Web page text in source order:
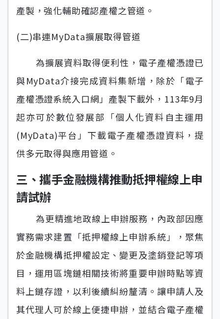
產製，強化輔助確認產權之管道。
(二)串連MyData擴展取得管道
為擴展資料取得便利性，電子產權憑證已
與MyData介接完成資料集新增，除於「電子
產權憑證系統入口網」產製下載外，113年9月
起亦可於數位發展部「個人化資料自主運用
(MyData)平台」下載電子產權憑證資料，提
供多元取得與應用管道。
三、攜手金融機構推動抵押權線上申
請試辦
為更精進地政線上申辦服務，內政部因應
實務需求建置「抵押權線上申辦系統」，聚焦
於金融機構抵押權設定、變更及塗銷登記等項
目，運用區塊鏈相關技術將重要申辦時點等資
料上鏈存證，以利後續糾紛釐清。讓申請人及
其代理人可於線上便捷申辦，並結合電子產權